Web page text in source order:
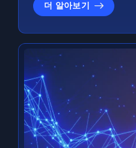
더 알아보기